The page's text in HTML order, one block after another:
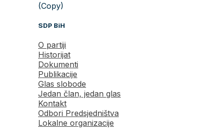
(Copy)
SDP BiH
O partiji
Historijat
Dokumenti
Publikacije
Glas slobode
Jedan član, jedan glas
Kontakt
Odbori Predsjedništva
Lokalne organizacije